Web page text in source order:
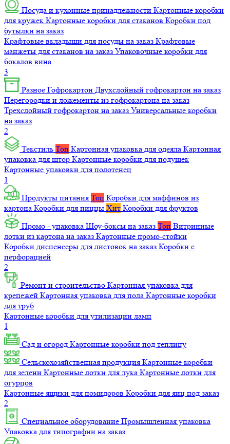
Посуда и кухонные принадлежности Картонные коробки
для кружек Картонные коробки для стаканов Коробки под
бутылки на заказ
Крафтовые вкладыши для посуды на заказ Крафтовые
манжеты для стаканов на заказ Упаковочные коробки для
бокалов вина
3
Разное Гофрокартон Двухслойный гофрокартон на заказ
Перегородки и ложементы из гофрокартона на заказ
Трехслойный гофрокартон на заказ Универсальные коробки
на заказ
2
Текстиль Топ Картонная упаковка для одеяла Картонная
упаковка для штор Картонные коробки для подушек
Картонные упаковки для полотенец
1
Продукты питания Топ Коробки для маффинов из
картона Коробки для пиццы Хит Коробки для фруктов
Промо - упаковка Шоу-боксы на заказ Топ Витринные
лотки из картона на заказ Картонные промо-стойки
Коробки диспенсеры для листовок на заказ Коробки с
перфорацией
2
Ремонт и строительство Картонная упаковка для
крепежей Картонная упаковка для пола Картонные коробки
для труб
Картонные коробки для утилизации ламп
1
Сад и огород Картонные коробки под теплицу
Сельскохозяйственная продукция Картонные коробки
для зелени Картонные лотки для лука Картонные лотки для
огурцов
Картонные ящики для помидоров Коробки для яиц под заказ
2
Специальное оборудование Промышленная упаковка
Упаковка для типографии на заказ